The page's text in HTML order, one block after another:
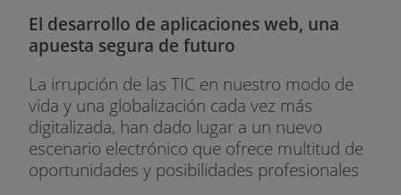
El desarrollo de aplicaciones web, una
apuesta segura de futuro
La irrupción de las TIC en nuestro modo de
vida y una globalización cada vez más
digitalizada, han dado lugar a un nuevo
escenario electrónico que ofrece multitud de
oportunidades y posibilidades profesionales